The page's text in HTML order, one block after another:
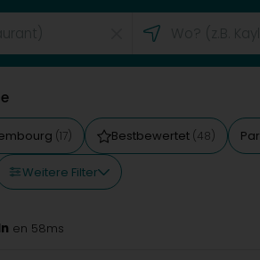
(17) Bestbewertet (48)
Weitere Filter
en 58ms